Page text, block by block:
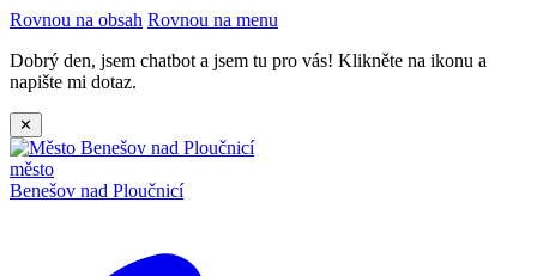
Rovnou na obsah Rovnou na menu
Dobrý den, jsem chatbot a jsem tu pro vás! Klikněte na ikonu a
napište mi dotaz.
✕
město
Benešov nad Ploučnicí